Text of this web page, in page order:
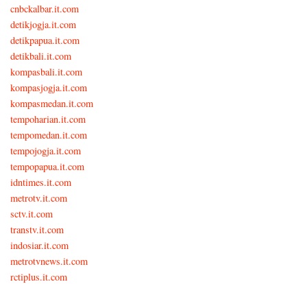
cnbckalbar.it.com
detikjogja.it.com
detikpapua.it.com
detikbali.it.com
kompasbali.it.com
kompasjogja.it.com
kompasmedan.it.com
tempoharian.it.com
tempomedan.it.com
tempojogja.it.com
tempopapua.it.com
idntimes.it.com
metrotv.it.com
sctv.it.com
transtv.it.com
indosiar.it.com
metrotvnews.it.com
rctiplus.it.com